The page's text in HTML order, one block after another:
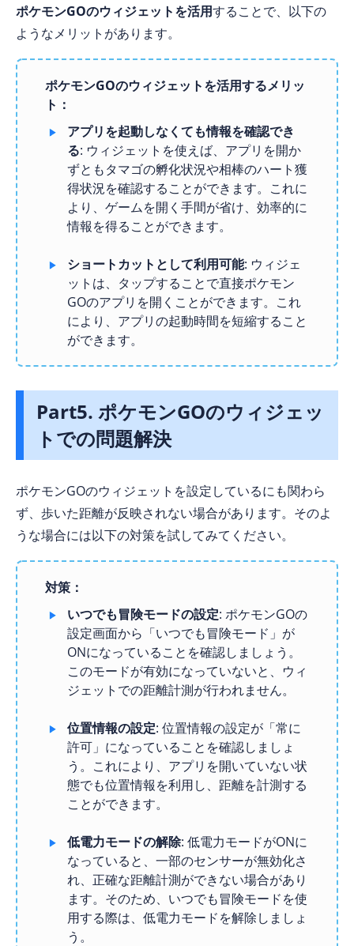
ポケモンGOのウィジェットを活用することで、以下の
ようなメリットがあります。
ポケモンGOのウィジェットを活用するメリッ
ト：
アプリを起動しなくても情報を確認でき
る: ウィジェットを使えば、アプリを開か
ずともタマゴの孵化状況や相棒のハート獲
得状況を確認することができます。これに
より、ゲームを開く手間が省け、効率的に
情報を得ることができます。
ショートカットとして利用可能: ウィジェ
ットは、タップすることで直接ポケモン
GOのアプリを開くことができます。これ
により、アプリの起動時間を短縮すること
ができます。
Part5. ポケモンGOのウィジェッ
トでの問題解決
ポケモンGOのウィジェットを設定しているにも関わら
ず、歩いた距離が反映されない場合があります。そのよ
うな場合には以下の対策を試してみてください。
対策：
いつでも冒険モードの設定: ポケモンGOの
設定画面から「いつでも冒険モード」が
ONになっていることを確認しましょう。
このモードが有効になっていないと、ウィ
ジェットでの距離計測が行われません。
位置情報の設定: 位置情報の設定が「常に
許可」になっていることを確認しましょ
う。これにより、アプリを開いていない状
態でも位置情報を利用し、距離を計測する
ことができます。
低電力モードの解除: 低電力モードがONに
なっていると、一部のセンサーが無効化さ
れ、正確な距離計測ができない場合があり
ます。そのため、いつでも冒険モードを使
用する際は、低電力モードを解除しましょ
う。